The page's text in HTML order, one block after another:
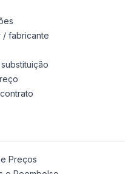
/ fabricante
Preços